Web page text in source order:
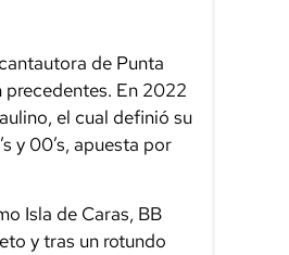
de Punta
En 2022
el cual definió su
y 00’s, apuesta por
Isla de Caras, BB
y tras un rotundo